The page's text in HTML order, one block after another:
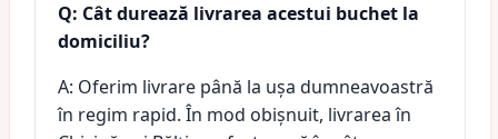
Q: Cât durează livrarea acestui buchet la
domiciliu?
A: Oferim livrare până la ușa dumneavoastră
în regim rapid. În mod obișnuit, livrarea în